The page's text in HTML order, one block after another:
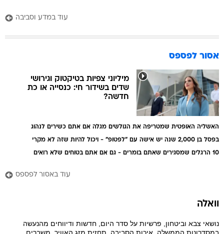
עוד במדע וסביבה
אסור לפספס
מיליוני צפיות בטיקטוק וגירושי
שדים בשידור חי: כנסייה או כת
חדשה?
האשליה האופטית שמטריפה את הגולשים מגלה אם אתם כשירים לנהוג
בפסל בן 2,000 שנה יש אישה עם "לפטופ" - ויכול להיות שזה לא מקרי
10 הרגלים שמסגירים שאתם בומרים - גם אם אתם בטוחים שלא רואים
עוד באסור לפספס
וואלה
נושאי צבא וביטחון, פרשיות על סדר היום, חדשות ודיווחים מהנעשה